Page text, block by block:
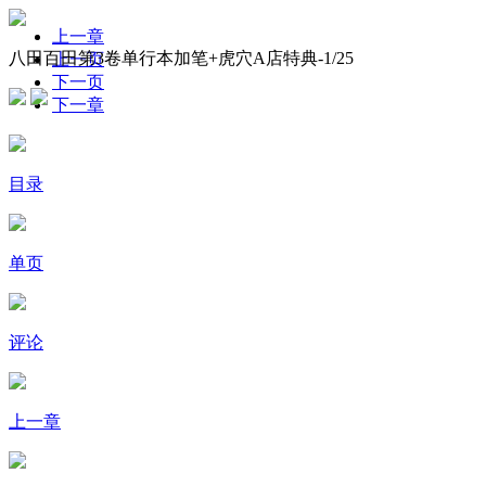
八田百田第3卷单行本加笔+虎穴A店特典-1/25
上一章
上一页
下一页
下一章
目录
单页
评论
上一章